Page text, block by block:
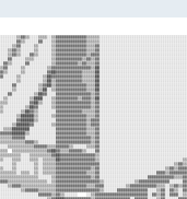
░░░░░░▒▒░░░░▒▒░░░░  ▒▒▒▒▒▒▒▒▒▒▒▒▒▒▒▒▓▓▓▓▒▒░░░░░░░░▒▒▒▒░░░░▒▒░░░░░░░░▒▒██████▒▒░░░░░░▒▒▓▓▓▓▓▓▓▓▓▓▓▓▓▓▒▒▒▒▓▓░░░░░░░░░░░░░░░░░░░░░░░░░░░░░░░░░░░░░░░░░░░░░░░░░░░░░░░░░░░░░░░░░░░░░░░░░░░░░░░░
▒▒░░░░▒▒░░░░▒▒░░░░  ▒▒▒▒▒▒▒▒▒▒▒▒▒▒▒▒▒▒▒▒▓▓▓▓▓▓▒▒░░██░░░░░░▒▒░░░░░░░░▓▓██████▒▒░░░░░░░░▓▓▓▓▓▓▓▓▓▓▓▓▓▓▒▒▓▓▓▓░░░░░░░░░░░░░░░░░░░░░░░░░░░░░░░░░░░░░░░░░░░░░░░░░░░░░░░░░░░░░░░░░░░░░░░░░░░░░░░░
░░░░▒▒░░░░▒▒░░░░░░  ▒▒▒▒▒▒▒▒░░░░▒▒▒▒▒▒▒▒▒▒▒▒▒▒▒▒▓▓▓▓▒▒░░▒▒░░░░░░░░▒▒██████▓▓░░░░░░░░▒▒▓▓▓▓▓▓▓▓▓▓▓▓▓▓▒▒▓▓▓▓░░░░░░░░░░░░░░░░░░░░░░░░░░░░░░░░░░░░░░░░░░░░░░░░░░░░░░░░░░░░░░░░░░░░░░░░░░░░▒▒▒▒
░░░░░░░░░░▒▒░░░░░░  ▒▒▒▒░░░░░░░░▒▒▒▒▒▒▒▒▒▒▒▒▒▒▒▒▒▒▒▒▒▒▓▓▓▓▒▒░░▒▒▒▒████████░░░░░░░░░░░░▓▓▓▓▓▓▓▓▓▓▓▓▓▓▒▒▒▒▓▓░░░░░░░░░░░░░░░░░░░░░░░░░░░░░░░░░░░░░░░░░░░░░░░░░░░░░░░░░░░░░░░░░░░░░░░░▒▒▓▓▓▓▓▓
░░▒▒░░░░▒▒░░░░░░░░  ▒▒▒▒▒▒░░░░░░░░░░▒▒▒▒▒▒░░▒▒▒▒▒▒▒▒▒▒▒▒▒▒▓▓▓▓▓▓▓▓██████▒▒░░░░░░░░░░░░▓▓▓▓▓▓▓▓▓▓▓▓▓▓▒▒▒▒▓▓░░░░░░░░░░░░░░░░░░░░░░░░░░░░░░░░░░░░░░░░░░░░░░░░░░░░░░░░░░░░░░░░░░▒▒▒▒▓▓▓▓▓▓▓▓▓▓
░░░░░░░░▒▒░░░░░░░░  ▒▒▒▒▒▒░░░░░░░░░░░░░░▒▒░░▒▒▒▒▒▒░░▒▒▒▒▒▒▒▒▒▒▒▒▒▒▓▓▓▓▓▓░░░░░░░░░░░░░░▓▓▓▓▓▓▓▓▓▓▓▓▓▓▓▓▒▒▓▓░░░░░░░░░░░░░░░░░░░░░░░░░░░░░░░░░░░░░░░░░░░░░░░░░░░░░░░░░░░░░░▒▒▓▓▓▓▓▓▓▓▓▓▓▓▓▓▓▓
▒▒░░░░▒▒░░░░░░░░░░░░▒▒▒▒▒▒▒▒░░░░▒▒░░░░░░▒▒░░▒▒▒▒▒▒░░░░░░░░▒▒▒▒▒▒▒▒▒▒▒▒▒▒▓▓▓▓▒▒░░░░░░░░▓▓▓▓▓▓▓▓▓▓▓▓▓▓▓▓▒▒▓▓░░░░░░░░░░░░░░░░░░░░░░░░░░░░░░░░░░░░░░░░░░░░░░░░░░░░░░░░▒▒▓▓▓▓▓▓▓▓▓▓▓▓▓▓▓▓▓▓▓▓▓▓
░░░░░░░░░░░░░░░░░░░░▒▒▒▒▒▒▒▒▒▒░░▒▒▒▒▒▒▒▒▒▒░░▒▒▒▒▒▒░░▒▒▒▒▒▒░░░░░░▒▒▒▒▒▒▒▒▒▒▒▒▓▓▓▓▓▓▒▒▒▒▓▓▓▓▓▓▒▒░░░░░░▒▒▒▒▓▓░░░░░░░░░░░░░░░░░░░░░░░░░░░░░░░░░░░░░░░░░░░░░░░░░░░░▒▒▓▓▓▓▓▓▓▓▓▓▓▓▓▓▓▓▓▓▓▓▓▓▓▓▓▓
░░░░▒▒░░░░░░░░░░░░░░▒▒▒▒▒▒▒▒▒▒▒▒▒▒▒▒▒▒▒▒▒▒░░▒▒▒▒▒▒░░░░░░▒▒░░▒▒▒▒  ▒▒▒▒▒▒▒▒▒▒▒▒▒▒▒▒▓▓██▓▓▒▒▒▒▓▓▓▓▓▓▒▒░░░░▓▓░░░░░░░░░░░░░░░░░░░░░░░░░░░░░░░░░░░░░░░░░░░░░░░░▓▓▓▓▒▒▓▓▓▓▓▓▓▓▓▓▓▓▓▓▒▒▒▒▓▓▓▓▓▓▓▓
░░░░░░░░░░░░░░░░░░░░░░▒▒▒▒▒▒▒▒▒▒▒▒▒▒▒▒▒▒▒▒▒▒░░░░▒▒░░▒▒▒▒▒▒░░▒▒▒▒▒▒▒▒▒▒░░░░▒▒▒▒▒▒▒▒▒▒▓▓██▓▓▓▓▓▓▓▓▓▓▓▓▓▓▓▓▒▒░░░░░░░░░░░░░░░░░░░░░░░░░░░░░░░░░░░░░░░░░░▒▒▓▓▓▓▓▓▓▓▓▓▓▓▓▓▓▓▓▓▓▓▓▓▓▓▒▒▒▒▒▒▓▓▓▓▓▓
░░▒▒░░░░░░░░░░░░░░░░░░░░░░░░▒▒▓▓▒▒▒▒▒▒▒▒▒▒▒▒▒▒▒▒▒▒░░░░░░▒▒░░▒▒░░░░▒▒▒▒░░░░▒▒▒▒░░▒▒▒▒▒▒██▓▓▓▓▓▓▓▓▓▓▓▓▓▓▓▓▒▒░░░░░░░░░░░░░░░░░░░░░░░░░░░░░░░░░░░░░░▒▒▓▓▒▒▓▓▓▓▓▓▓▓▓▓▓▓▓▓▓▓▓▓▓▓▒▒▒▒▒▒▒▒▒▒▓▓▓▓▓▓
▒▒░░░░░░░░░░░░░░░░░░░░░░░░░░░░░░░░▒▒▓▓▒▒▒▒▒▒▒▒▒▒▒▒▒▒▒▒▒▒▒▒▒▒░░░░░░▒▒░░░░░░░░▒▒░░▒▒▒▒▒▒▓▓▓▓▓▓▓▓▓▓▓▓▓▓▓▓▓▓▓▓░░░░░░░░░░░░░░░░░░░░░░░░░░░░░░░░░░▒▒▓▓▒▒▓▓▓▓▓▓▓▓▓▓░░▓▓▓▓▓▓▓▓▒▒▒▒▒▒▒▒▒▒▒▒▓▓▓▓▓▓▓▓
▒▒░░░░░░░░░░░░░░░░░░░░░░░░▒▒░░░░░░░░▒▒▒▒▓▓▓▓▒▒▒▒▒▒▒▒▒▒▒▒▒▒▒▒▒▒░░░░▒▒░░░░░░░░▒▒░░▒▒▒▒▒▒▓▓▓▓▓▓▓▓▓▓▓▓▓▓▓▓▒▒▓▓░░░░░░░░░░░░░░░░░░░░░░░░░░░░░░▒▒▓▓▒▒▓▓▓▓▓▓▓▓▒▒▓▓▓▓░░▓▓▓▓▓▓▒▒▒▒▒▒▒▒▓▓▒▒▒▒▓▓▓▓▓▓▓▓
░░░░░░░░░░░░░░░░░░░░░░░░░░░░░░░░░░░░▓▓░░░░░░▒▒▓▓▓▓▓▓▒▒▒▒▒▒▒▒▒▒▒▒▒▒▒▒░░▒▒▒▒░░▒▒░░▒▒▒▒▒▒▓▓▓▓▓▓▓▓▓▓▓▓▓▓▒▒▒▒▓▓░░░░░░░░░░░░░░░░░░░░░░░░░░▓▓▓▓▒▒▓▓▓▓▓▓▓▓▓▓░░░░▓▓▓▓░░▓▓▓▓▓▓▓▓▒▒▓▓▓▓▓▓▒▒▓▓▓▓▓▓▓▓▓▓
░░░░░░░░░░░░░░░░░░░░░░░░▒▒░░░░░░░░▓▓░░░░░░▒▒░░░░░░░░▓▓██▓▓▒▒▒▒▒▒▒▒▒▒▒▒▒▒▒▒▒▒▒▒░░░░░░▒▒▓▓▓▓▓▓▓▓▓▓▓▓▓▓▓▓▒▒▓▓░░░░░░░░░░░░░░░░░░░░░░▓▓▓▓▓▓▓▓▓▓▓▓▒▒▒▒▓▓▓▓░░░░▒▒▓▓░░▓▓▒▒▓▓▓▓▓▓▓▓▓▓▓▓▓▓▓▓▓▓▓▓▓▓▓▓
░░░░░░░░░░░░░░░░░░░░░░░░░░░░░░░░▒▒▓▓░░░░▒▒░░░░░░░░░░▓▓░░░░▒▒▓▓▓▓▒▒▒▒▒▒▒▒▒▒▒▒▒▒▒▒▒▒░░▒▒▓▓▓▓▓▓▓▓▓▓▓▓▓▓▓▓▓▓▓▓▒▒░░░░░░░░░░░░░░▒▒▓▓▓▓▓▓▓▓▓▓▓▓▓▓░░░░░░▓▓▒▒▒▒░░░░▓▓░░░░▒▒▓▓▓▓▓▓▓▓▓▓▓▓▓▓▓▓▓▓▓▓▓▓▒▒
░░░░░░░░░░░░░░░░░░░░░░▒▒░░░░░░░░▓▓░░░░░░░░░░░░░░░░▒▒▓▓░░░░░░░░░░▒▒▓▓▓▓▒▒▒▒▒▒▒▒▒▒▒▒▒▒▒▒▓▓▓▓▓▓▓▓▓▓▓▓▓▓▒▒▒▒▓▓▓▓░░░░░░░░░░▒▒▓▓▓▓▓▓▓▓▓▓▓▓▒▒▒▒░░▒▒▓▓▒▒▓▓░░░░▒▒░░▓▓▒▒▓▓▓▓▓▓▓▓▓▓▓▓▓▓▓▓▓▓▓▓▓▓▒▒░░░░
░░░░░░░░░░░░░░░░░░░░░░░░░░░░░░▒▒▒▒░░░░▒▒░░░░░░░░▒▒▓▓░░░░░░░░░░░░░░░░░░▒▒▓▓▓▓▓▓▒▒▒▒▒▒▒▒▓▓▓▓▓▓▓▓▓▓▓▓▓▓▓▓▓▓▓▓▒▒░░░░░░▓▓▓▓▓▓▓▓▓▓▓▓▓▓░░░░▒▒▓▓░░▓▓▒▒░░▓▓░░▓▓▓▓▒▒▓▓▓▓▓▓▓▓▓▓▓▓▓▓▓▓▓▓▓▓▒▒░░░░░░░░░░
░░░░░░░░░░░░░░░░░░░░░░░░░░░░░░██░░░░▒▒░░░░░░░░▒▒▓▓░░░░░░░░░░░░░░░░░░░░░░░░░░░░▓▓▓▓▓▓▒▒▓▓▒▒░░░░░░    ░░▒▒▓▓▓▓▓▓▓▓▓▓▓▓▓▓▓▓▓▓▓▓▓▓▓▓░░▓▓▒▒▓▓░░▓▓▓▓░░▒▒▒▒▓▓▓▓▓▓▓▓▓▓▓▓▒▒▓▓▓▓██▒▒░░░░░░░░░░░░░░░░
░░░░░░░░░░░░░░░░░░░░▒▒░░░░░░▒▒▒▒░░░░▒▒░░░░░░░░██░░░░░░░░░░░░░░░░░░░░░░░░░░░░░░░░░░▒▒▓▓████▓▓▓▓▓▓▓▓▓▓▓▓▒▒▓▓▓▓▓▓▓▓▓▓▓▓▓▓▓▓░░▓▓▓▓▓▓░░░░▒▒▓▓░░░░░░▓▓▓▓▓▓▓▓▓▓▓▓▒▒▒▒▓▓▓▓▒▒░░░░░░░░░░░░░░░░░░░░░░
░░░░░░░░░░░░░░░░░░░░░░░░░░░░▓▓░░░░▒▒░░░░░░░░▓▓▒▒░░░░░░░░░░░░░░░░░░░░░░░░░░░░░░░░░░░░░░▒▒▓▓▒▒▒▒░░    ▒▒██▓▓▓▓▓▓▓▓▓▓▓▓▓▓▓▓░░▓▓▓▓▓▓░░▓▓▓▓▒▒▓▓▒▒▓▓▓▓▓▓▓▓▓▓▒▒▒▒▓▓▓▓░░░░░░░░░░░░░░░░░░░░░░░░░░░░
░░░░░░░░░░░░░░░░░░░░░░░░░░▓▓▒▒░░░░░░░░░░░░▓▓▒▒░░░░░░░░░░░░░░░░░░░░░░░░░░░░░░░░░░░░░░░░▓▓▓▓▓▓▓▓▓▓▓▓▓▓████▓▓▓▓▒▒▓▓░░▓▓▓▓▓▓░░▓▓▓▓▓▓░░░░░░▓▓▓▓▓▓▓▓▓▓▒▒▒▒▓▓▓▓▒▒░░░░░░░░░░░░░░░░░░░░░░░░░░░░░░░░
░░░░░░░░░░░░░░░░▒▒░░░░░░░░▓▓░░░░▒▒░░░░░░▒▒▓▓░░░░░░░░░░░░░░░░░░░░░░░░░░░░░░░░░░░░░░▒▒▒▒▓▓▓▓▓▓▓▓▓▓▓▓▓▓▓▓▓▓▓▓▓▓░░▓▓░░▓▓▓▓▓▓░░▓▓▒▒▓▓░░▒▒▓▓▓▓▓▓▓▓▒▒▒▒▓▓▒▒░░░░░░░░░░░░░░░░░░░░░░░░░░░░░░░░░░░░░░